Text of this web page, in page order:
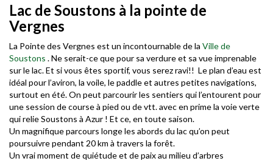
Lac de Soustons à la pointe de
Vergnes
La Pointe des Vergnes est un incontournable de la Ville de
Soustons . Ne serait-ce que pour sa verdure et sa vue imprenable
sur le lac. Et si vous êtes sportif, vous serez ravi!! Le plan d’eau est
idéal pour l’aviron, la voile, le paddle et autres petites navigations,
surtout en été. On peut parcourir les sentiers qui l’entourent pour
une session de course à pied ou de vtt. avec en prime la voie verte
qui relie Soustons à Azur ! Et ce, en toute saison.
Un magnifique parcours longe les abords du lac qu’on peut
poursuivre pendant 20 km à travers la forêt.
Un vrai moment de quiétude et de paix au milieu d’arbres